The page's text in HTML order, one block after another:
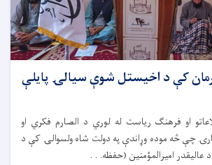
فرمان کې د اخیستل شوې سیالۍ پایلې
او فرهنګ ریاست له لوري د الصارم فکري او
چې څه موده وړاندې په دولت شاه ولسوالۍ کې د